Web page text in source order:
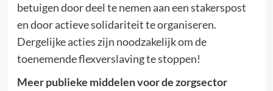
betuigen door deel te nemen aan een stakerspost
en door actieve solidariteit te organiseren.
Dergelijke acties zijn noodzakelijk om de
toenemende flexverslaving te stoppen!
Meer publieke middelen voor de zorgsector